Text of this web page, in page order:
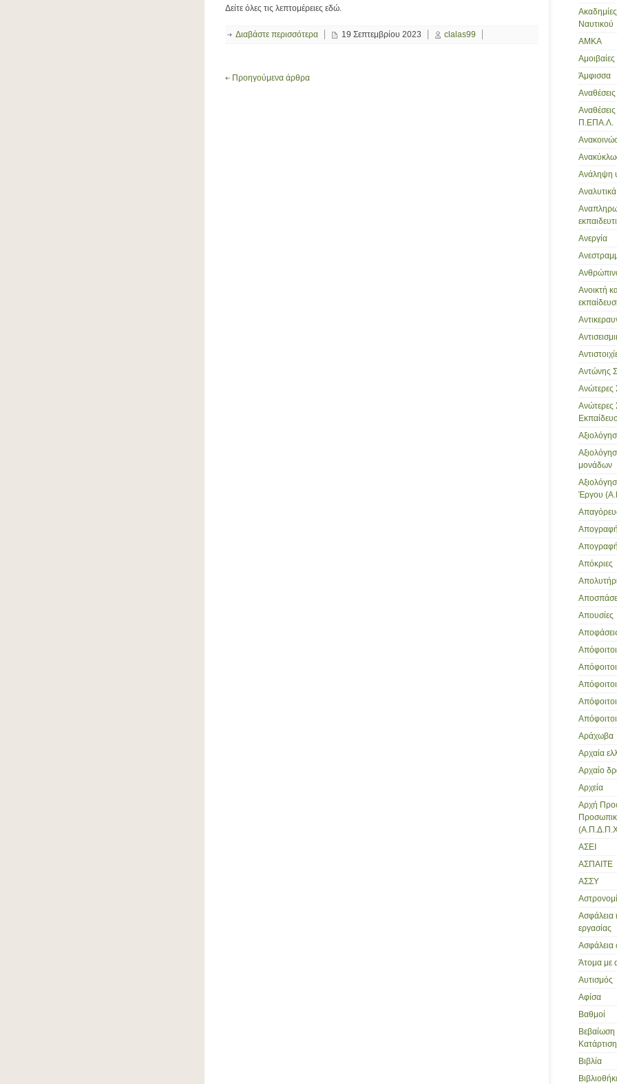
Δείτε όλες τις λεπτομέρειες εδώ.
Διαβάστε περισσότερα 19 Σεπτεμβρίου 2023 clalas99
Προηγούμενα άρθρα
Ναυτικού
ΑΜΚΑ
Αμοιβαίες
Άμφισσα
Π.ΕΠΑ.Λ.
Ανάληψη
Ανεργία
Ανοικτή
Αντώνης
Ανώτερες
Ανώτερες
μονάδων
Έργου
Απογραφή
Απόκριες
Απουσίες
Αράχωβα
Αρχαία
Αρχαίο
Αρχεία
Αρχή
ΑΣΕΙ
ΑΣΠΑΙΤΕ
ΑΣΣΥ
Ασφάλεια
εργασίας
Ασφάλεια
Άτομα με
Αυτισμός
Αφίσα
Βαθμοί
Βεβαίωση
Βιβλία